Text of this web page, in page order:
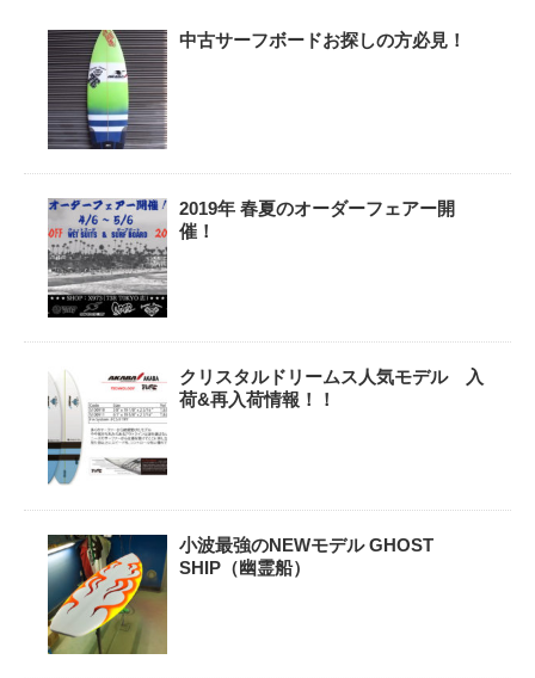
中古サーフボードお探しの方必見！
2019年 春夏のオーダーフェアー開
催！
クリスタルドリームス人気モデル 入
荷&再入荷情報！！
小波最強のNEWモデル GHOST
SHIP（幽霊船）